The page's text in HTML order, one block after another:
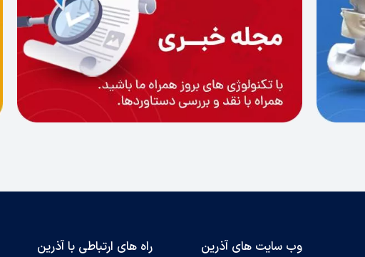
وب سایت های آذرین راه های ارتباطی با آذرین